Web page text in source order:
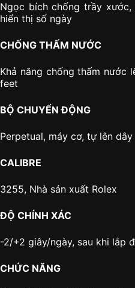
Ngọc bích chống trầy
hiển thị số ngày
CHỐNG THẤM NƯỚC
Khả năng chống thấm nước
feet
BỘ CHUYỂN ĐỘNG
Perpetual, máy cơ, tự lên dây
CALIBRE
3255, Nhà sản xuất Rolex
ĐỘ CHÍNH XÁC
-2/+2 giây/ngày, sau khi lắp
CHỨC NĂNG